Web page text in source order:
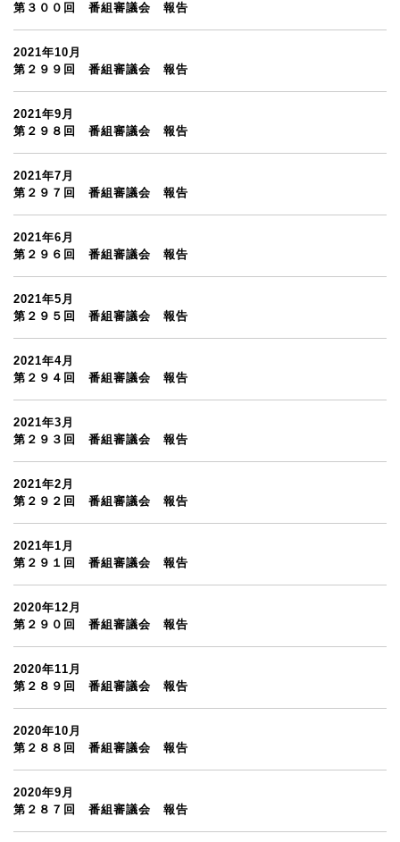
第３００回 番組審議会 報告
2021年10月
第２９９回 番組審議会 報告
2021年9月
第２９８回 番組審議会 報告
2021年7月
第２９７回 番組審議会 報告
2021年6月
第２９６回 番組審議会 報告
2021年5月
第２９５回 番組審議会 報告
2021年4月
第２９４回 番組審議会 報告
2021年3月
第２９３回 番組審議会 報告
2021年2月
第２９２回 番組審議会 報告
2021年1月
第２９１回 番組審議会 報告
2020年12月
第２９０回 番組審議会 報告
2020年11月
第２８９回 番組審議会 報告
2020年10月
第２８８回 番組審議会 報告
2020年9月
第２８７回 番組審議会 報告